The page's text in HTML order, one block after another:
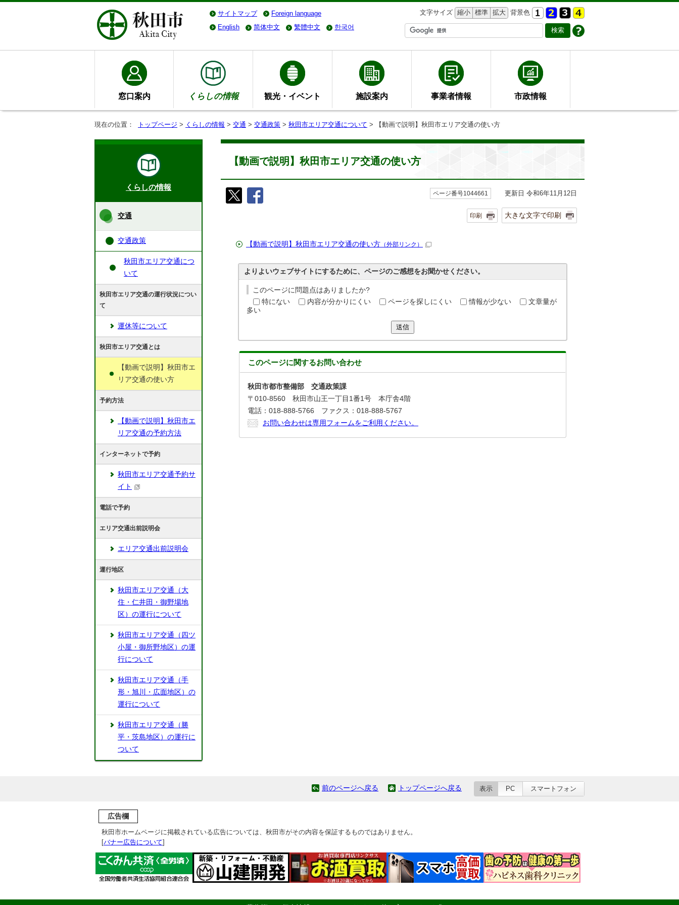
サイトマップ Foreign language 文字サイズ 縮小 標準 拡大 背景色
English
简体中文 繁體中文 한국어
窓口案内 くらしの情報 観光・イベント 施設案内 事業者情報 市政情報
現在の位置： トップページ > くらしの情報 > 交通 > 交通政策 > 秋田市エリア交通について > 【動画で説明】秋田市エリア交通の使い方
【動画で説明】秋田市エリア交通の使い方
ページ番号1044661 更新日 令和6年11月12日
印刷 大きな文字で印刷
【動画で説明】秋田市エリア交通の使い方 （外部リンク）
よりよいウェブサイトにするために、ページのご感想をお聞かせください。
このページに問題点はありましたか?
特にない
内容が分かりにくい ページを探しにくい 情報が少ない
文章量が
多い
送信
このページに関するお問い合わせ
秋田市都市整備部 交通政策課
〒010-8560 秋田市山王一丁目1番1号 本庁舎4階
電話：018-888-5766 ファクス：018-888-5767
お問い合わせは専用フォームをご利用ください。
くらしの情報
交通
交通政策
秋田市エリア交通につ
いて
秋田市エリア交通の運行状況につい
て
運休等について
秋田市エリア交通とは
【動画で説明】秋田市エ
リア交通の使い方
予約方法
【動画で説明】秋田市エ
リア交通の予約方法
インターネットで予約
秋田市エリア交通予約サ
イト
電話で予約
エリア交通出前説明会
エリア交通出前説明会
運行地区
秋田市エリア交通（大
住・仁井田・御野場地
区）の運行について
秋田市エリア交通（四ツ
小屋・御所野地区）の運
行について
秋田市エリア交通（手
形・旭川・広面地区）の
運行について
秋田市エリア交通（勝
平・茨島地区）の運行に
ついて
前のページへ戻る トップページへ戻る 表示 PC スマートフォン
広告欄
秋田市ホームページに掲載されている広告については、秋田市がその内容を保証するものではありません。
[バナー広告について]